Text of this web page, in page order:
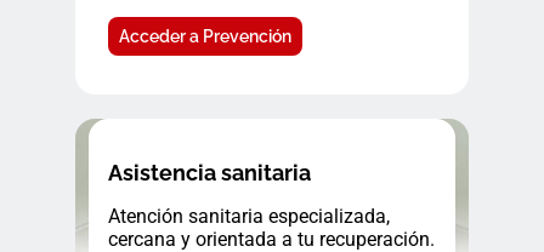
Acceder a Prevención
Asistencia sanitaria
Atención sanitaria especializada,
cercana y orientada a tu recuperación.